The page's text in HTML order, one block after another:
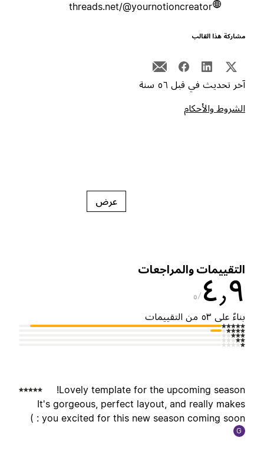
threads.net/@yournotioncreator
هذا القالب
تحديث في قبل ٥٦ سنة
والأحكام
عرض
والمراجعات
٥
على ٥٣ من التقييمات
Lovely template for the upcoming
It's gorgeous, perfect layout, and really
you excited for this new season coming soon :